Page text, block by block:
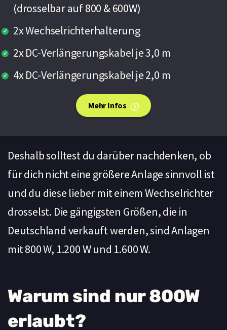
(drosselbar auf 800 & 600W)
2x Wechselrichterhalterung
2x DC-Verlängerungskabel je 3,0 m
4x DC-Verlängerungskabel je 2,0 m
Mehr Infos
Deshalb solltest du darüber nachdenken, ob
für dich nicht eine größere Anlage sinnvoll ist
und du diese lieber mit einem Wechselrichter
drosselst. Die gängigsten Größen, die in
Deutschland verkauft werden, sind Anlagen
mit 800 W, 1.200 W und 1.600 W.
Warum sind nur 800W
erlaubt?